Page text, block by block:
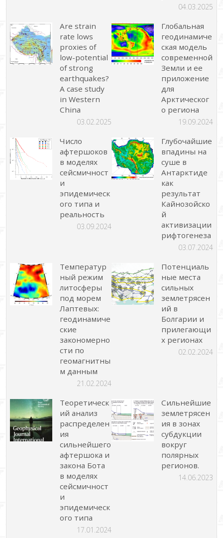
04.03.2025
Are strain
rate lows
proxies of
low-potential
of strong
earthquakes?
A case study
in Western
China
03.02.2025
Глобальная
геодинамиче
ская модель
современной
Земли и ее
приложение
для
Арктическог
о региона
19.09.2024
Число
афтершоков
в моделях
сейсмичност
и
эпидемическ
ого типа и
реальность
03.09.2024
Глубочайшие
впадины на
суше в
Антарктиде
как
результат
Кайнозойско
й
активизации
рифтогенеза
03.07.2024
Температур
ный режим
литосферы
под морем
Лаптевых:
геодинамиче
ские
закономерно
сти по
геомагнитны
м данным
21.02.2024
Потенциаль
ные места
сильных
землетрясен
ий в
Болгарии и
прилегающи
х регионах
02.02.2024
Теоретическ
ий анализ
распределен
ия
сильнейшего
афтершока и
закона Бота
в моделях
сейсмичност
и
эпидемическ
ого типа
17.01.2024
Сильнейшие
землетрясен
ия в зонах
субдукции
вокруг
полярных
регионов.
14.06.2023